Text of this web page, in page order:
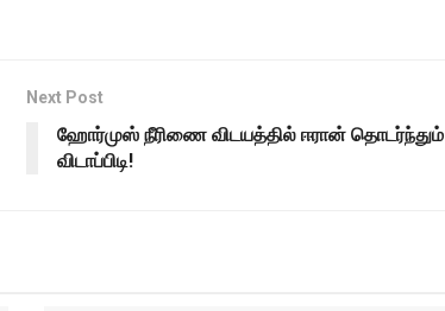
Next Post
ஹோர்முஸ் நீரிணை விடயத்தில் ஈரான் தொடர்ந்தும்
விடாப்பிடி!